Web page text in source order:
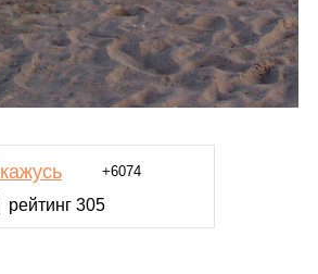
+6074
рейтинг 305